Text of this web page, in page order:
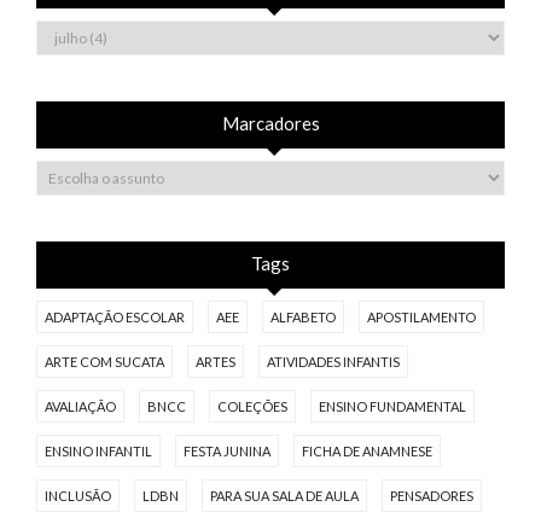
Marcadores
Tags
ADAPTAÇÃO ESCOLAR AEE ALFABETO APOSTILAMENTO
ARTE COM SUCATA ARTES ATIVIDADES INFANTIS
AVALIAÇÃO BNCC COLEÇÕES ENSINO FUNDAMENTAL
ENSINO INFANTIL FESTA JUNINA FICHA DE ANAMNESE
INCLUSÃO LDBN PARA SUA SALA DE AULA PENSADORES